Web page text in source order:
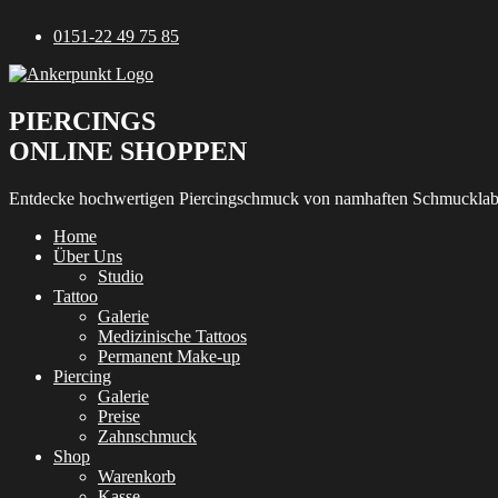
Inhalt
0151-22 49 75 85
PIERCINGS
ONLINE SHOPPEN
Entdecke hochwertigen Piercingschmuck von namhaften
Home
Über Uns
Studio
Tattoo
Galerie
Medizinische Tattoos
Permanent Make-up
Piercing
Galerie
Preise
Zahnschmuck
Shop
Warenkorb